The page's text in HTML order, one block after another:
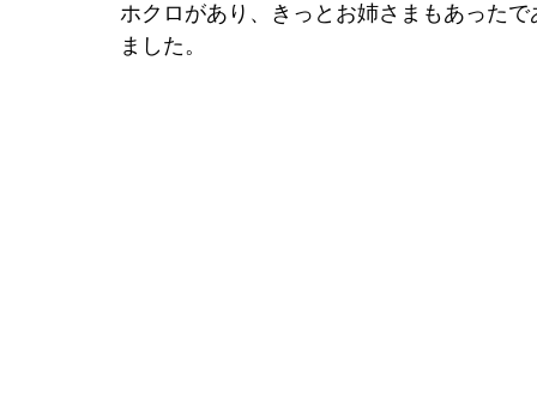
ホクロがあり、きっとお姉さまもあった
ました。